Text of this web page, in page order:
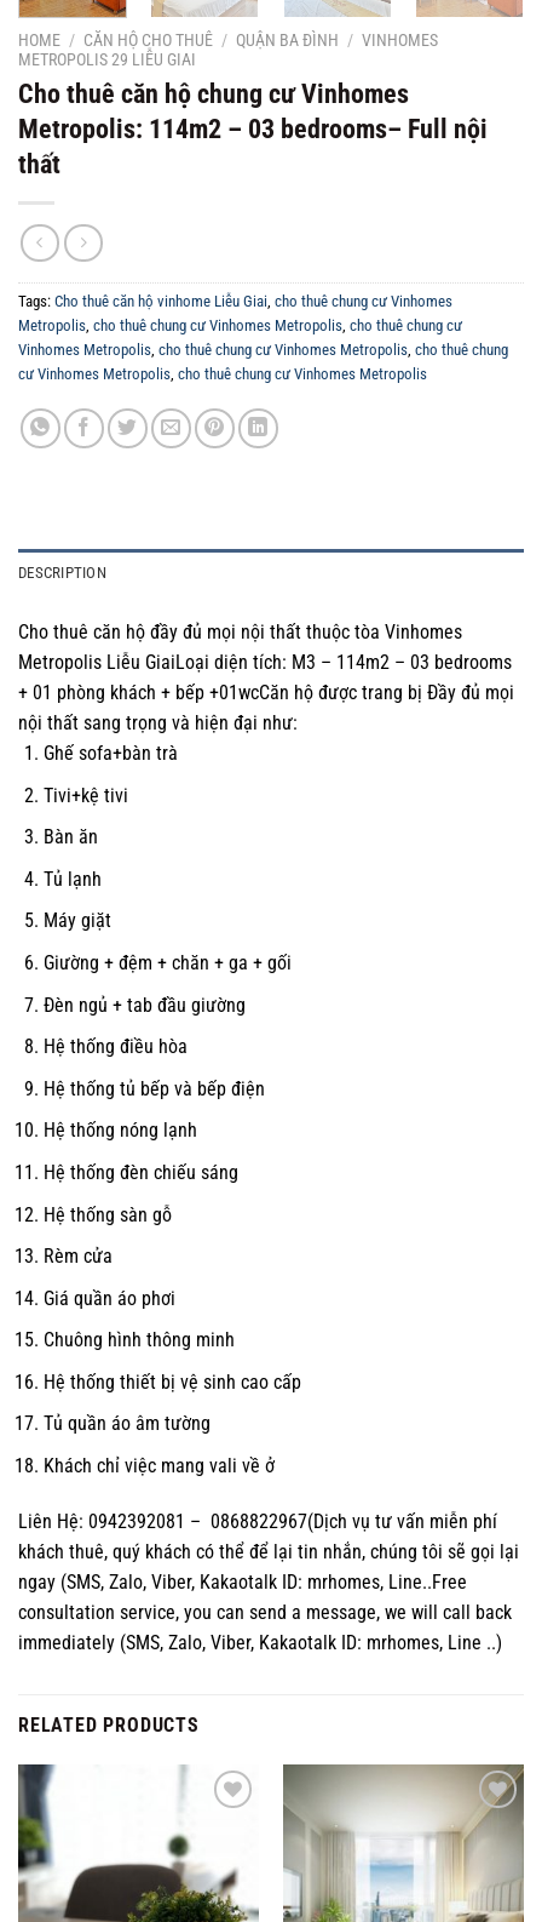
HOME / CĂN HỘ CHO THUÊ / QUẬN BA ĐÌNH / VINHOMES
METROPOLIS 29 LIỄU GIAI
Cho thuê căn hộ chung cư Vinhomes
Metropolis: 114m2 – 03 bedrooms– Full nội
thất
Tags: Cho thuê căn hộ vinhome Liễu Giai, cho thuê chung cư Vinhomes
Metropolis, cho thuê chung cư Vinhomes Metropolis, cho thuê chung cư
Vinhomes Metropolis, cho thuê chung cư Vinhomes Metropolis, cho thuê chung
cư Vinhomes Metropolis, cho thuê chung cư Vinhomes Metropolis
DESCRIPTION
Cho thuê căn hộ đầy đủ mọi nội thất thuộc tòa Vinhomes
Metropolis Liễu GiaiLoại diện tích: M3 – 114m2 – 03 bedrooms
+ 01 phòng khách + bếp +01wcCăn hộ được trang bị Đầy đủ mọi
nội thất sang trọng và hiện đại như:
Ghế sofa+bàn trà
Tivi+kệ tivi
Bàn ăn
Tủ lạnh
Máy giặt
Giường + đệm + chăn + ga + gối
Đèn ngủ + tab đầu giường
Hệ thống điều hòa
Hệ thống tủ bếp và bếp điện
Hệ thống nóng lạnh
Hệ thống đèn chiếu sáng
Hệ thống sàn gỗ
Rèm cửa
Giá quần áo phơi
Chuông hình thông minh
Hệ thống thiết bị vệ sinh cao cấp
Tủ quần áo âm tường
Khách chỉ việc mang vali về ở
Liên Hệ: 0942392081 – 0868822967(Dịch vụ tư vấn miễn phí
khách thuê, quý khách có thể để lại tin nhắn, chúng tôi sẽ gọi lại
ngay (SMS, Zalo, Viber, Kakaotalk ID: mrhomes, Line..Free
consultation service, you can send a message, we will call back
immediately (SMS, Zalo, Viber, Kakaotalk ID: mrhomes, Line ..)
RELATED PRODUCTS
Add to
Wishlist
Wishlist